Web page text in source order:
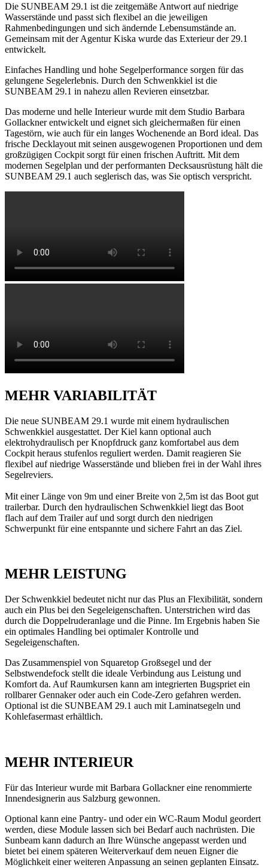
Die SUNBEAM 29.1 ist die zeitgemäße Antwort auf niedrige
Wasserstände und passt sich flexibel an die jeweiligen
Rahmenbedingungen und sich ändernde Lebensumstände an.
Gemeinsam mit der Agentur Kiska wurde das Exterieur der 29.1
entwickelt.
Einfaches Handling und hohe Segelperformance sorgen für das
gelungene Segelerlebnis. Durch den Schwenkkiel ist die
SUNBEAM 29.1 in nahezu allen Revieren einsetzbar.
Das moderne und helle Interieur wurde mit dem Studio Barbara
Gollackner entwickelt und eignet sich gleichermaßen für einen
Tagestörn, wie auch für ein langes Wochenende an Bord ideal. Das
frische Decklayout mit seinen ausgewogenen Proportionen und dem
großzügigen Cockpit sorgt für einen frischen Auftritt. Mit dem
modernen Segelplan und der performanten Decksausrüstung hält die
SUNBEAM 29.1 auch seglerisch das, was Sie optisch verspricht.
MEHR VARIABILITÄT
Die neue SUNBEAM 29.1 wurde mit einem hydraulischen
Schwenkkiel ausgestattet. Der Kiel kann optional auch
elektrohydraulisch per Knopfdruck ganz komfortabel aus dem
Cockpit heraus stufenlos reguliert werden. Damit reagieren Sie
flexibel auf niedrige Wasserstände und blieben frei in der Wahl ihres
Segelreviers.
Mit einer Länge von 9m und einer Breite von 2,5m ist das Boot gut
trailerbar. Durch den hydraulischen Schwenkkiel liegt das Boot
flach auf dem Trailer auf und sorgt durch den niedrigen
Schwerpunkt für eine entspannte und sichere Fahrt an das Ziel.
MEHR LEISTUNG
Der Schwenkkiel bedeutet nicht nur das Plus an Flexibilität, sondern
auch ein Plus bei den Segeleigenschaften. Unterstrichen wird das
durch die Doppelruderanlage und die Pinne. Im Ergebnis haben Sie
ein optimales Handling bei optimaler Kontrolle und
Segeleigenschaften.
Das Zusammenspiel von Squaretop Großsegel und der
Selbstwendefock stellt die ideale Verbindung aus Leistung und
Komfort da. Auf Raumkursen kann am integrierten Bugspriet ein
rollbarer Gennaker oder auch ein Code-Zero gefahren werden.
Optional ist die SUNBEAM 29.1 auch mit Laminatsegeln und
Kohlefasermast erhältlich.
MEHR INTERIEUR
Für das Interieur wurde mit Barbara Gollackner eine renommierte
Innendesignerin aus Salzburg gewonnen.
Optional kann eine Pantry- und oder ein WC-Raum Modul geordert
werden, diese Module lassen sich bei Bedarf auch nachrüsten. Die
Sunbeam kann dadurch an Ihre Wünsche angepasst werden und
bietet bei einem späteren Weiterverkauf dem neuen Eigner die
Möglichkeit einer weiteren Anpassung an seinen geplanten Einsatz.